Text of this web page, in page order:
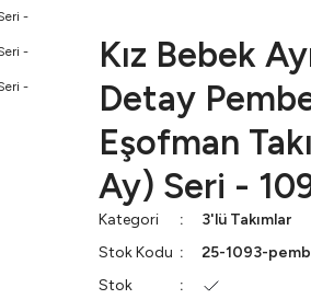
Kız Bebek
Detay
Eşofman
Ay) Seri -
Kategori
3'lü Takımlar
Stok Kodu
25-1093-
Stok